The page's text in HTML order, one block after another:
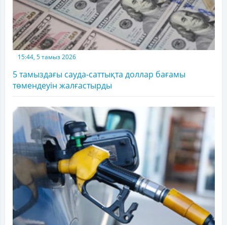
15:44, 5 тамыз 2026
5 тамыздағы сауда-саттықта доллар бағамы
төмендеуін жалғастырды